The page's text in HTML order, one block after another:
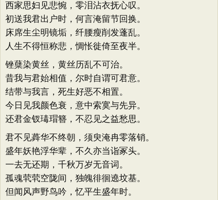
西家思妇见悲惋，零泪沾衣抚心叹。
初送我君出户时，何言淹留节回换。
床席生尘明镜垢，纤腰瘦削发蓬乱。
人生不得恒称悲，惆怅徙倚至夜半。
锉蘖染黄丝，黄丝历乱不可治。
昔我与君始相值，尔时自谓可君意。
结带与我言，死生好恶不相置。
今日见我颜色衰，意中索寞与先异。
还君金钗瑇瑁簪，不忍见之益愁思。
君不见蕣华不终朝，须臾淹冉零落销。
盛年妖艳浮华辈，不久亦当诣冢头。
一去无还期，千秋万岁无音词。
孤魂茕茕空陇间，独魄徘徊遶坟基。
但闻风声野鸟吟，忆平生盛年时。